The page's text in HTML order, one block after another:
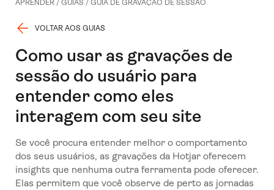
APRENDER/ GUIAS / GUIA DE GRAVAÇÃO DE SESSÃO
VOLTAR AOS GUIAS
Como usar as gravações de
sessão do usuário para
entender como eles
interagem com seu site
Se você procura entender melhor o comportamento
dos seus usuários, as gravações da Hotjar oferecem
insights que nenhuma outra ferramenta pode oferecer.
Elas permitem que você observe de perto as jornadas